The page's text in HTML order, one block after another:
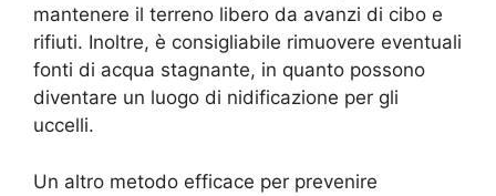
mantenere il terreno libero da avanzi di cibo e
rifiuti. Inoltre, è consigliabile rimuovere eventuali
fonti di acqua stagnante, in quanto possono
diventare un luogo di nidificazione per gli
uccelli.
Un altro metodo efficace per prevenire